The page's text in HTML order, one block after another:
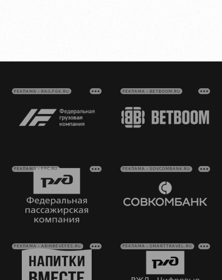
РЕКЛАМА • RAILFGK.RU РЕКЛАМА • BETBOOM.RU
РЕКЛАМА • FPC.RU РЕКЛАМА • SOVCOMBANK.RU
РЕКЛАМА • ABINBEVEFES.RU РЕКЛАМА • SMARTTRAVEL.RU